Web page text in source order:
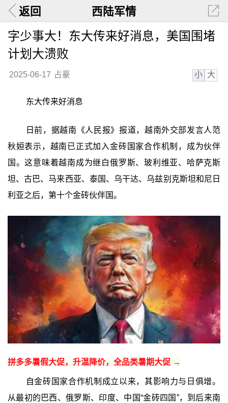
返回 西陆军情
字少事大！东大传来好消息，美国围堵
计划大溃败
2025-06-17 占豪 小 大
东大传来好消息
日前，据越南《人民报》报道，越南外交部发言人范
秋姮表示，越南已正式加入金砖国家合作机制，成为伙伴
国。这意味着越南成为继白俄罗斯、玻利维亚、哈萨克斯
坦、古巴、马来西亚、泰国、乌干达、乌兹别克斯坦和尼日
利亚之后，第十个金砖伙伴国。
拼多多暑假大促，升温降价，全品类暑期大促 →
自金砖国家合作机制成立以来，其影响力与日俱增。
从最初的巴西、俄罗斯、印度、中国“金砖四国”，到后来南